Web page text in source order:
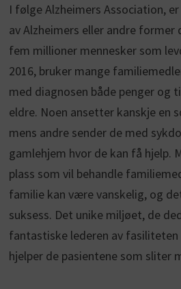
I følge Alzheimers Association,
av Alzheimers eller andre former
fem millioner mennesker som
2016, bruker mange
med diagnosen både penger og
eldre. Noen ansetter kanskje en
mens andre sender de med
gamlehjem hvor de kan få hjelp.
plass som vil behandle
familie kan være vanskelig, og
suksess. Det unike miljøet, de
fantastiske lederen av fasiliteten
hjelper de pasientene som sliter